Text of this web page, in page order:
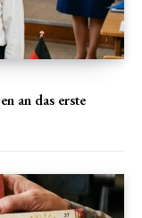
an das erste